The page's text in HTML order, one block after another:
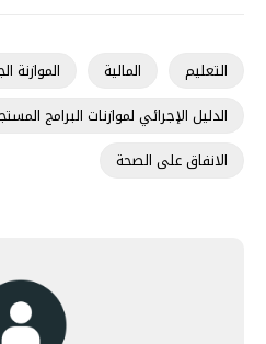
التعليم المالية
الموازنة
الدليل الإجرائي لموازنات البرامج
الانفاق على الصحة